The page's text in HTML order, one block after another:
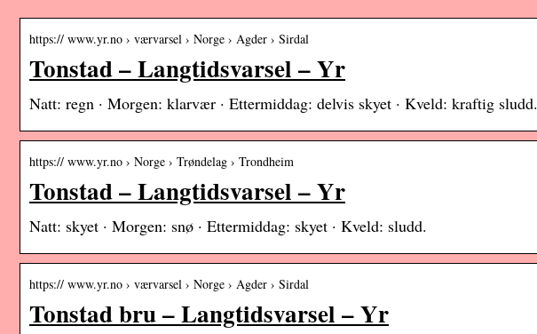
https:// www.yr.no › værvarsel › Norge › Agder › Sirdal
Tonstad – Langtidsvarsel – Yr
Natt: regn · Morgen: klarvær · Ettermiddag: delvis skyet · Kveld: kraftig sludd.
https:// www.yr.no › Norge › Trøndelag › Trondheim
Tonstad – Langtidsvarsel – Yr
Natt: skyet · Morgen: snø · Ettermiddag: skyet · Kveld: sludd.
https:// www.yr.no › værvarsel › Norge › Agder › Sirdal
Tonstad bru – Langtidsvarsel – Yr